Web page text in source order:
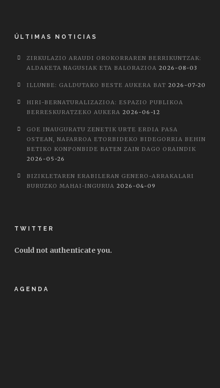
ÚLTIMAS NOTICIAS
ZIRKULAZIO ARAUDI OROKORRAREN BERRIKUNTZAK:
ALDAKETA NAGUSIAK ETA BALORAZIOA 2026-08-03
ILLUNBE: GALDUTAKO BESTE AUKERA BAT 2026-07-20
HIRI-BERNATURALIZAZIOA: ESPAZIO PUBLIKOA
BERRESKURATZEKO AUKERA 2026-06-12
GOE INAUGURATU ZENETIK URTE ERDIA PASA
OSTEAN, NAFARROA ETORBIDEKO BIDEGORRIA BEHIN
BETIKO KONPONBIDE BATEN ZAIN DAGO ORAINDIK
2026-05-26
BIZIKLETAREN ERABILERAN GENERO-ARRAKALARI
BURUZKO MAHAI-INGURUA 2026-04-09
TWITTER
Could not authenticate you.
AGENDA